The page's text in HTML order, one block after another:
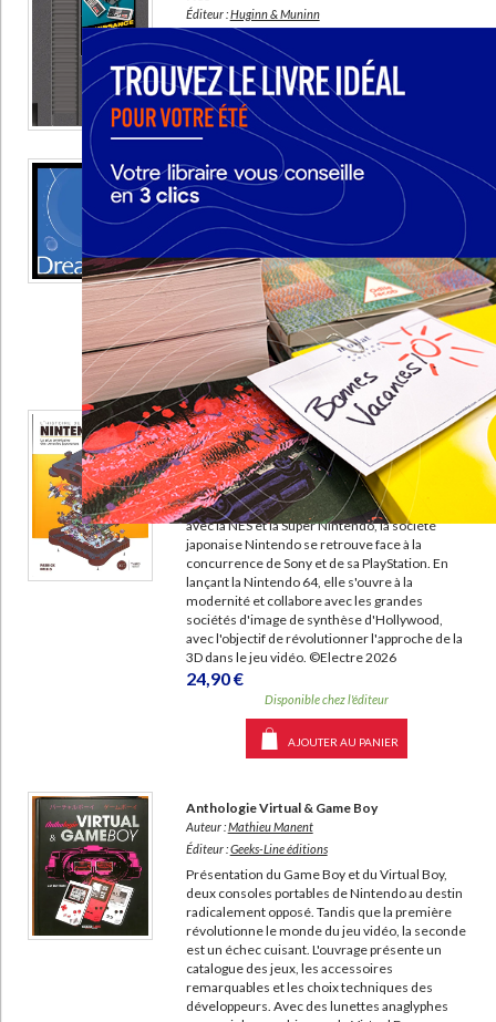
CHARGEMENT...
Bibliothèque de la Pléiade Critique et histoire littéraire
Classiques scolaires Littérature ancienne et médiévale
Littérature de voyage Audio - Livres lus
Littérature en version originale Humour
Ecologie - Environnement Religions - Spiritualités
Histoire de France
Histoire - Généralités Histoire des pays
Histoire ancienne Géographie
Culture scientifique
Danse Éditeur :Huginn & Muninn
Histoire de la création de la console Nintendo
et de ses jeux. ©Electre 2026
39,95 €
Indisponible
La légende Dreamcast
Éditeur :Pix'n Love
Illustrée de nombreuses images d'archives,
l'histoire de la console de jeux vidéo
développée par Sega, commercialisée entre
1998 et 2001. ©Electre 2026
39,90 €
Disponible chez l'éditeur
AJOUTER AU PANIER
L'histoire de la Nintendo 64 : la plus américaine
des consoles japonaises
Auteur :Patrick Hellio
Éditeur :Third éditions
Après avoir dominé l'industrie du jeu vidéo
avec la NES et la Super Nintendo, la société
japonaise Nintendo se retrouve face à la
concurrence de Sony et de sa PlayStation. En
lançant la Nintendo 64, elle s'ouvre à la
modernité et collabore avec les grandes
sociétés d'image de synthèse d'Hollywood,
avec l'objectif de révolutionner l'approche de la
3D dans le jeu vidéo. ©Electre 2026
24,90 €
Disponible chez l'éditeur
AJOUTER AU PANIER
Anthologie Virtual & Game Boy
Auteur :Mathieu Manent
Éditeur :Geeks-Line éditions
Présentation du Game Boy et du Virtual Boy,
deux consoles portables de Nintendo au destin
radicalement opposé. Tandis que la première
révolutionne le monde du jeu vidéo, la seconde
est un échec cuisant. L'ouvrage présente un
catalogue des jeux, les accessoires
remarquables et les choix techniques des
développeurs. Avec des lunettes anaglyphes